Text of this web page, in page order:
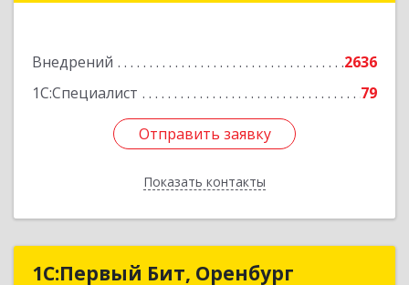
Внедрений
2636
1С:Специалист
79
Отправить заявку
Показать контакты
Подробнее
Отправить заявку
Назад
1С:Первый Бит, Оренбург
1С:Первый Бит, Оренбург